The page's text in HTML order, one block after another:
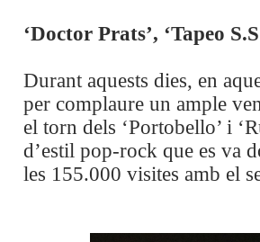
‘Doctor Prats’, ‘Tapeo
Durant aquests dies, en
per complaure un ample
el torn dels ‘Portobello’ i
d’estil pop-rock que es va
les 155.000 visites amb el